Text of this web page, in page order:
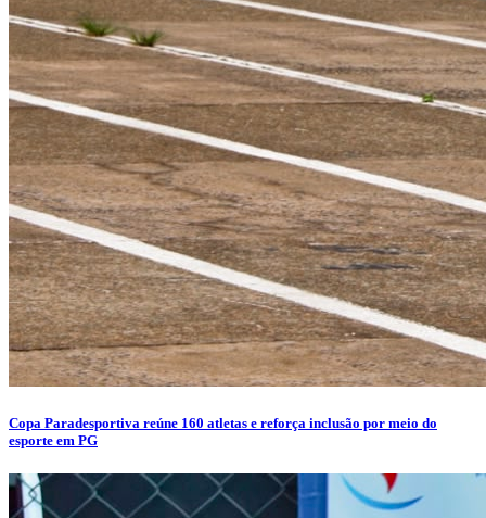
Copa Paradesportiva reúne 160 atletas e reforça inclusão por meio do
esporte em PG